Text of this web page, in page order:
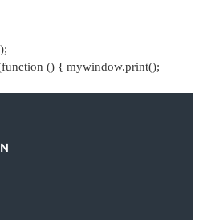
() { mywindow.print();